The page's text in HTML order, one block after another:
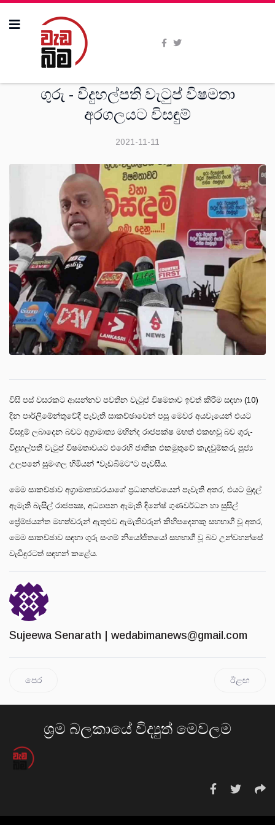
ගුරු - විදුහල්පති වැටුප් විෂමතා
අරගලයට විසඳුම්
2021-11-11
විසි පස් වසරකට ආසන්නව පවතින වැටුප් විෂමතාව ඉවත් කිරීම සඳහා (10)
දින පාර්ලිමේන්තුවේදී පැවැති සාකච්ඡාවෙන් පසු මෙවර අයවැයෙන් එයට
විසඳුම් ලබාදෙන බවට අග්‍රාමාත්‍ය මහින්ද රාජපක්ෂ මහත් එකඟවූ බව ගුරු-
විදුහල්පති වැටුප් විෂමතාවයට එරෙහි ජාතික එකමුතුවේ කැඳවුම්කරු පූජ්‍ය
උලපනේ සුමංගල හිමියන් “වැඩබිමට“ට පැවසීය.
මෙම සාකච්ඡාව අග්‍රාමාත්‍යවරයාගේ ප්‍රධානත්වයෙන් පැවැති අතර, එයට මුදල්
ඇමැති බැසිල් රාජපක්‍ෂ, අධ්‍යාපන ඇමැති දිනේෂ් ගුණවර්ධන හා සුසිල්
ප්‍රේම්ජයන්ත මහත්වරුන් ඇතුළුව ඇමැතිවරුන් කිහිපදෙනකු සහභාගී වූ අතර,
මෙම සාකච්ඡාව සඳහා ගුරු සංගම් නියෝජිතයෝ සහභාගී වූ බව උන්වහන්සේ
වැඩිදුරටත් සඳහන් කළේය.
Sujeewa Senarath | wedabimanews@gmail.com
පෙර ඊළඟ
ශ්‍රම බලකායේ විද්‍යුත් මෙවලම